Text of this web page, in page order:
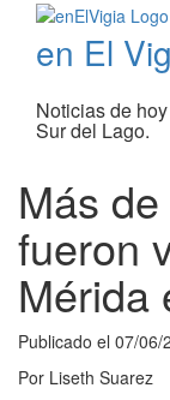
en El
Noticias de
Sur del Lago.
Más
fueron
Mérida
Publicado el 07/06/
Por Liseth Suarez